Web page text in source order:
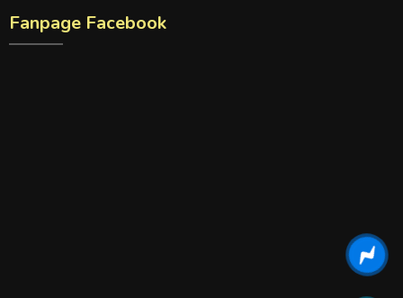
Fanpage Facebook